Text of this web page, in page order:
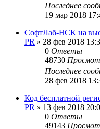
Последнее
19 мар 2018
СофтЛаб-НСК на
PR » 28 фев 2018
0 Ответы
48730
Последнее
28 фев 2018
Код бесплатной
PR » 13 фев 2018
0 Ответы
49143